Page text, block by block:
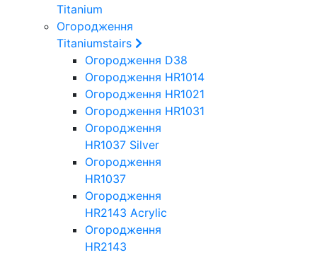
Titanium
Огородження
Titaniumstairs
Огородження D38
Огородження HR1014
Огородження HR1021
Огородження HR1031
Огородження
HR1037 Silver
Огородження
HR1037
Огородження
HR2143 Acrylic
Огородження
HR2143